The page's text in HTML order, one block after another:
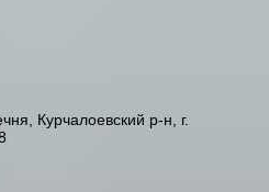
Курчалоевский р-н, г.